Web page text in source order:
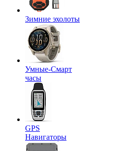
Зимние эхолоты
Умные-Смарт
часы
GPS
Навигаторы